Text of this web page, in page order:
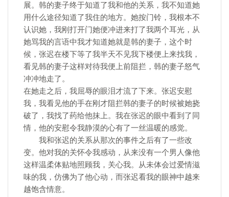
展。韩的妻子终于知道了我和他的关系，我不知道她
用什么途径知道了我住的地方。她按门铃，我根本不
认识她，我刚打开门她便冲进来打了我两个耳光，从
她骂我的言语中我才知道她就是韩的妻子，这个时
候，张迟在楼下等了我半天不见我下楼便上来找我，
看见韩的妻子这样对待我便上前阻拦，韩的妻子怒气
冲冲地走了。
在她走之后，我屈辱的眼泪才流了下来。张迟安慰
我，我看见他的手在刚才阻拦韩的妻子的时候被她挠
破了，我找了药给他抹上。我在张迟的眼中看到了同
情，他的安慰令我静漠的心有了一丝温暖的感觉。
我和张迟的关系从那次的事件之后有了一些改
变。他对我的关怀令我感动，从来没有一个男人像他
这样温柔体贴地照顾我，关心我。从未体会过爱情滋
味的我，仿佛为了他心动，而张迟看我的眼神中越来
越饱含情意。